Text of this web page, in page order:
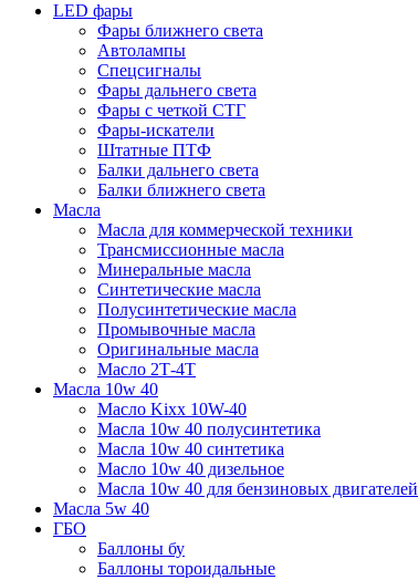
LED фары
Фары ближнего света
Автолампы
Спецсигналы
Фары дальнего света
Фары с четкой СТГ
Фары-искатели
Штатные ПТФ
Балки дальнего света
Балки ближнего света
Масла
Масла для коммерческой техники
Трансмиссионные масла
Минеральные масла
Синтетические масла
Полусинтетические масла
Промывочные масла
Оригинальные масла
Масло 2Т-4Т
Масла 10w 40
Mасло Kixx 10W-40
Масла 10w 40 полусинтетика
Масла 10w 40 синтетика
Масло 10w 40 дизельное
Масла 10w 40 для бензиновых двигателей
Масла 5w 40
ГБО
Баллоны бу
Баллоны тороидальные